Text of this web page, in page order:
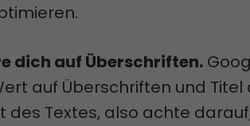
dich auf Überschriften.
auf Überschriften und Titel
des Textes, also achte